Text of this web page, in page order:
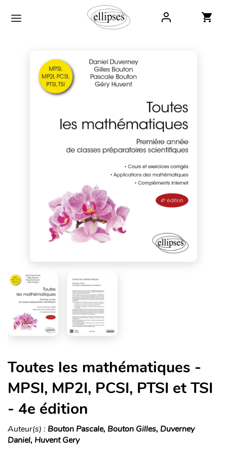
Toutes les mathématiques -
MPSI, MP2I, PCSI, PTSI et TSI
- 4e édition
Auteur(s) : Bouton Pascale, Bouton Gilles, Duverney
Daniel, Huvent Gery